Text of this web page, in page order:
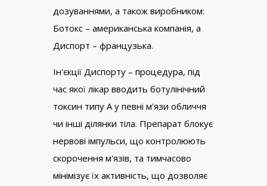
дозуваннями, а також виробником:
Ботокс – американська компанія, а
Диспорт – французька.
Ін'єкції Диспорту – процедура, під
час якої лікар вводить ботулінічний
токсин типу A у певні м'язи обличчя
чи інші ділянки тіла. Препарат блокує
нервові імпульси, що контролюють
скорочення м'язів, та тимчасово
мінімізує їх активність, що дозволяє